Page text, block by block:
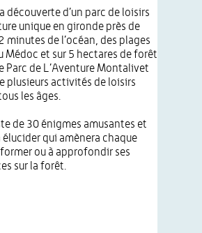
découverte d’un parc de loisirs
unique en gironde près de
minutes de l’océan, des plages
Médoc et sur 5 hectares de forêt
Parc de L’Aventure Montalivet
plusieurs activités de loisirs
les âges.
de 30 énigmes amusantes et
élucider qui amènera chaque
ou à approfondir ses
sur la forêt.